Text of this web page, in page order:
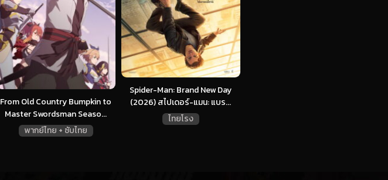
From Old Country Bumpkin to
Master Swordsman Seaso...
พากย์ไทย + ซับไทย
Spider-Man: Brand New Day
(2026) สไปเดอร์-แมน: แบร...
ไทยโรง